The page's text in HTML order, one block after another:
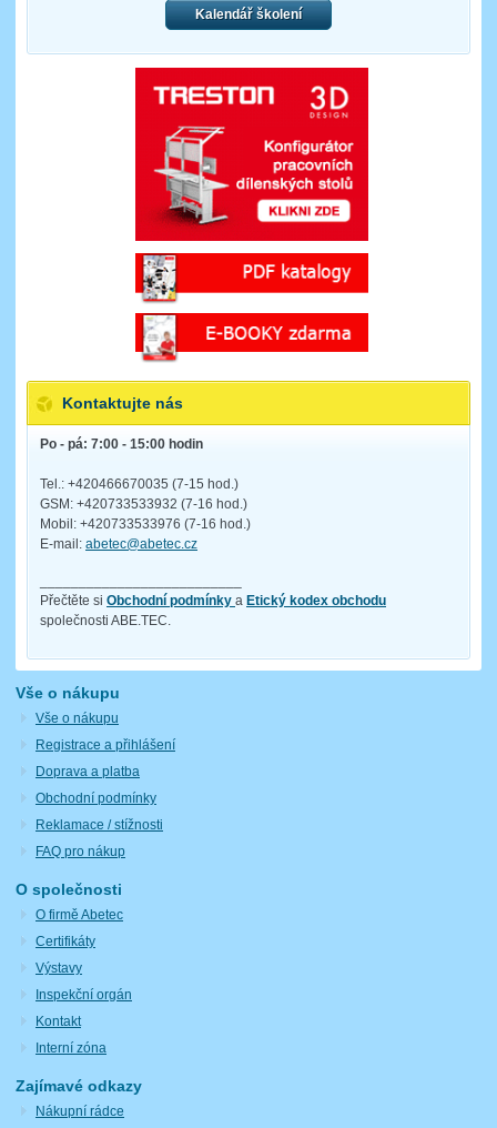
Kalendář školení
Kontaktujte nás
Po - pá: 7:00 - 15:00 hodin
Tel.: +420466670035 (7-15 hod.)
GSM: +420733533932 (7-16 hod.)
Mobil: +420733533976 (7-16 hod.)
E-mail: abetec@abetec.cz
Přečtěte si Obchodní podmínky a Etický kodex obchodu
společnosti ABE.TEC.
Vše o nákupu
Vše o nákupu
Registrace a přihlášení
Doprava a platba
Obchodní podmínky
Reklamace / stížnosti
FAQ pro nákup
O společnosti
O firmě Abetec
Certifikáty
Výstavy
Inspekční orgán
Kontakt
Interní zóna
Zajímavé odkazy
Nákupní rádce